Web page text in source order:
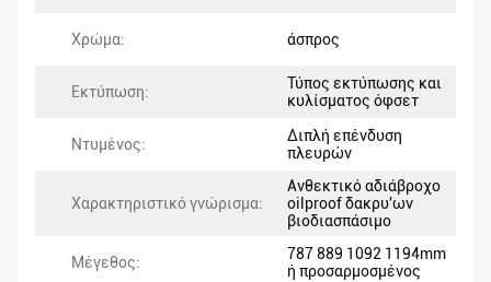
Χρώμα: άσπρος
Εκτύπωση:
Τύπος εκτύπωσης και
κυλίσματος όφσετ
Ντυμένος:
Διπλή επένδυση
πλευρών
Χαρακτηριστικό γνώρισμα:
Ανθεκτικό αδιάβροχο
oilproof δακρυ'ων
βιοδιασπάσιμο
Μέγεθος:
787 889 1092 1194mm
ή προσαρμοσμένος